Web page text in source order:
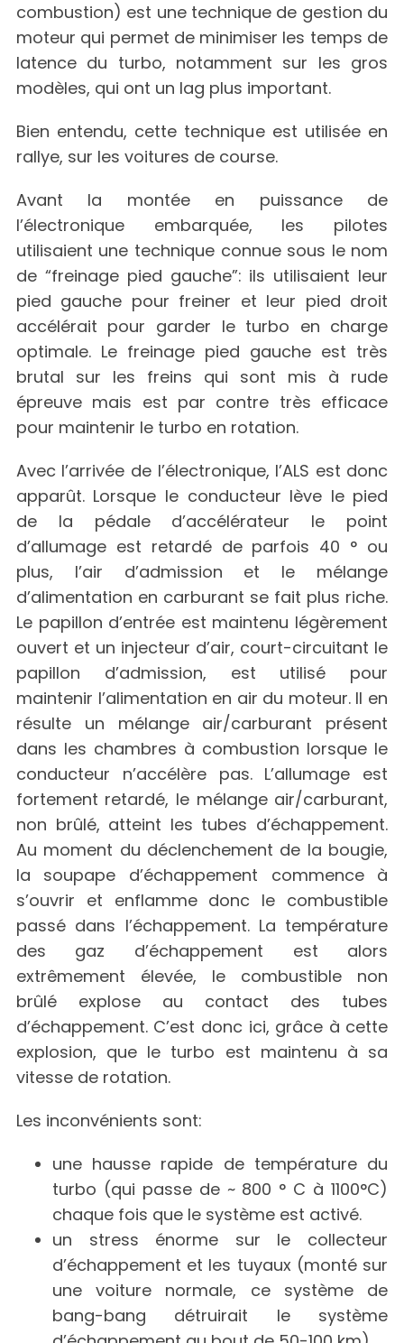
combustion) est une technique de gestion du
moteur qui permet de minimiser les temps de
latence du turbo, notamment sur les gros
modèles, qui ont un lag plus important.
Bien entendu, cette technique est utilisée en
rallye, sur les voitures de course.
Avant la montée en puissance de
l’électronique embarquée, les pilotes
utilisaient une technique connue sous le nom
de “freinage pied gauche”: ils utilisaient leur
pied gauche pour freiner et leur pied droit
accélérait pour garder le turbo en charge
optimale. Le freinage pied gauche est très
brutal sur les freins qui sont mis à rude
épreuve mais est par contre très efficace
pour maintenir le turbo en rotation.
Avec l’arrivée de l’électronique, l’ALS est donc
apparût. Lorsque le conducteur lève le pied
de la pédale d’accélérateur le point
d’allumage est retardé de parfois 40 ° ou
plus, l’air d’admission et le mélange
d’alimentation en carburant se fait plus riche.
Le papillon d’entrée est maintenu légèrement
ouvert et un injecteur d’air, court-circuitant le
papillon d’admission, est utilisé pour
maintenir l’alimentation en air du moteur. Il en
résulte un mélange air/carburant présent
dans les chambres à combustion lorsque le
conducteur n’accélère pas. L’allumage est
fortement retardé, le mélange air/carburant,
non brûlé, atteint les tubes d’échappement.
Au moment du déclenchement de la bougie,
la soupape d’échappement commence à
s’ouvrir et enflamme donc le combustible
passé dans l’échappement. La température
des gaz d’échappement est alors
extrêmement élevée, le combustible non
brûlé explose au contact des tubes
d’échappement. C’est donc ici, grâce à cette
explosion, que le turbo est maintenu à sa
vitesse de rotation.
Les inconvénients sont:
une hausse rapide de température du
turbo (qui passe de ~ 800 ° C à 1100°C)
chaque fois que le système est activé.
un stress énorme sur le collecteur
d’échappement et les tuyaux (monté sur
une voiture normale, ce système de
bang-bang détruirait le système